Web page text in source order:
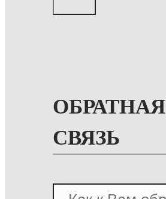
ОБРАТНАЯ
СВЯЗЬ